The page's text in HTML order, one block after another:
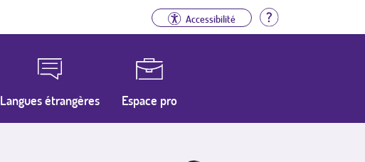
Accessibilité Aide
Langues étrangères Espace pro